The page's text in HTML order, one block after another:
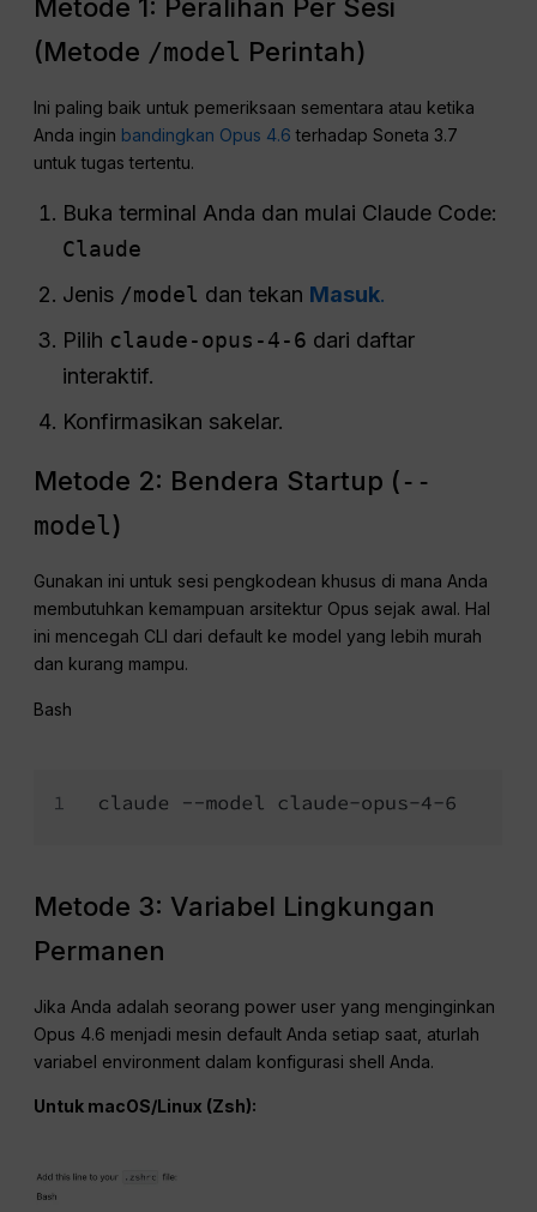
Metode 1: Peralihan Per Sesi
(Metode /model Perintah)
Ini paling baik untuk pemeriksaan sementara atau ketika
Anda ingin bandingkan Opus 4.6 terhadap Soneta 3.7
untuk tugas tertentu.
Buka terminal Anda dan mulai Claude Code:
Claude
Jenis /model dan tekan Masuk.
Pilih claude-opus-4-6 dari daftar
interaktif.
Konfirmasikan sakelar.
Metode 2: Bendera Startup ( --
model)
Gunakan ini untuk sesi pengkodean khusus di mana Anda
membutuhkan kemampuan arsitektur Opus sejak awal. Hal
ini mencegah CLI dari default ke model yang lebih murah
dan kurang mampu.
Bash
Metode 3: Variabel Lingkungan
Permanen
Jika Anda adalah seorang power user yang menginginkan
Opus 4.6 menjadi mesin default Anda setiap saat, aturlah
variabel environment dalam konfigurasi shell Anda.
Untuk macOS/Linux (Zsh):